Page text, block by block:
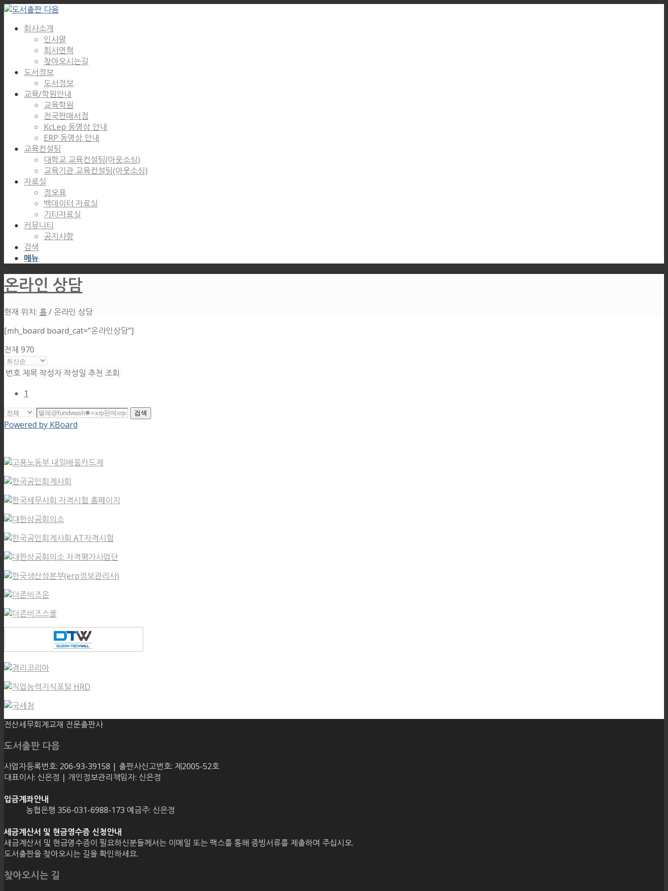
회사소개
인사말
회사연혁
찾아오시는길
도서정보
도서정보
교육/학원안내
교육학원
전국판매서점
KcLep 동영상 안내
ERP 동영상 안내
교육컨설팅
대학교 교육컨설팅(아웃소싱)
교육기관 교육컨설팅(아웃소싱)
자료실
정오표
백데이터 자료실
기타자료실
커뮤니티
공지사항
검색
메뉴
온라인 상담
현재 위치: 홈/ 온라인 상담
[mh_board board_cat=”온라인상담”]
전체 970
번호 제목 작성자 작성일 추천 조회
1
검색
Powered by KBoard
전산세무회계교재 전문출판사
도서출판 다음
사업자등록번호: 206-93-39158 | 출판사신고번호: 제2005-52호
대표이사: 신은정 | 개인정보관리책임자: 신은정
입금계좌안내
농협은행 356-031-6988-173 예금주: 신은정
세금계산서 및 현금영수증 신청안내
세금계산서 및 현금영수증이 필요하신분들께서는 이메일 또는 팩스를 통해 증빙서류를 제출하여 주십시오.
도서출판을 찾아오시는 길을 확인하세요.
찾아오시는 길